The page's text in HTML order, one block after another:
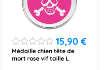
15,90€
Médaille chien tête de
mort rose vif taille L